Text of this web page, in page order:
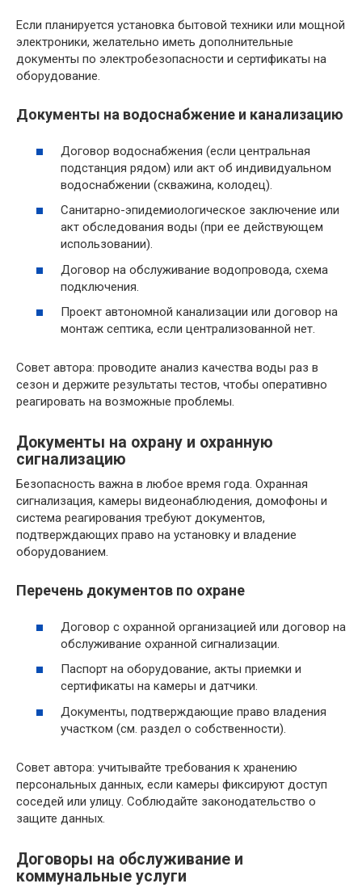
Если планируется установка бытовой техники или мощной
электроники, желательно иметь дополнительные
документы по электробезопасности и сертификаты на
оборудование.
Документы на водоснабжение и канализацию
Договор водоснабжения (если центральная
подстанция рядом) или акт об индивидуальном
водоснабжении (скважина, колодец).
Санитарно-эпидемиологическое заключение или
акт обследования воды (при ее действующем
использовании).
Договор на обслуживание водопровода, схема
подключения.
Проект автономной канализации или договор на
монтаж септика, если централизованной нет.
Совет автора: проводите анализ качества воды раз в
сезон и держите результаты тестов, чтобы оперативно
реагировать на возможные проблемы.
Документы на охрану и охранную
сигнализацию
Безопасность важна в любое время года. Охранная
сигнализация, камеры видеонаблюдения, домофоны и
система реагирования требуют документов,
подтверждающих право на установку и владение
оборудованием.
Перечень документов по охране
Договор с охранной организацией или договор на
обслуживание охранной сигнализации.
Паспорт на оборудование, акты приемки и
сертификаты на камеры и датчики.
Документы, подтверждающие право владения
участком (см. раздел о собственности).
Совет автора: учитывайте требования к хранению
персональных данных, если камеры фиксируют доступ
соседей или улицу. Соблюдайте законодательство о
защите данных.
Договоры на обслуживание и
коммунальные услуги